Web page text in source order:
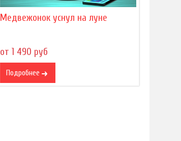
Медвежонок уснул на луне
от 1 490 руб
Подробнее